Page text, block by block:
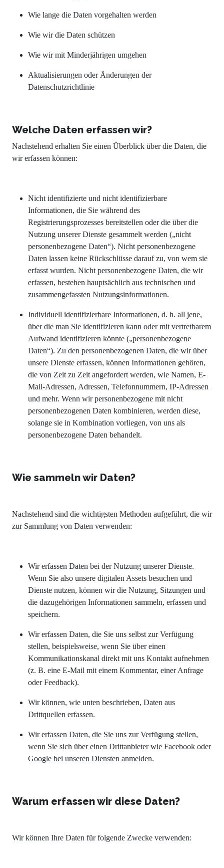
Wie lange die Daten vorgehalten werden
Wie wir die Daten schützen
Wie wir mit Minderjährigen umgehen
Aktualisierungen oder Änderungen der
Datenschutzrichtlinie
Welche Daten erfassen wir?
Nachstehend erhalten Sie einen Überblick über die Daten, die
wir erfassen können:
Nicht identifizierte und nicht identifizierbare
Informationen, die Sie während des
Registrierungsprozesses bereitstellen oder die über die
Nutzung unserer Dienste gesammelt werden („nicht
personenbezogene Daten“). Nicht personenbezogene
Daten lassen keine Rückschlüsse darauf zu, von wem sie
erfasst wurden. Nicht personenbezogene Daten, die wir
erfassen, bestehen hauptsächlich aus technischen und
zusammengefassten Nutzungsinformationen.
Individuell identifizierbare Informationen, d. h. all jene,
über die man Sie identifizieren kann oder mit vertretbarem
Aufwand identifizieren könnte („personenbezogene
Daten“). Zu den personenbezogenen Daten, die wir über
unsere Dienste erfassen, können Informationen gehören,
die von Zeit zu Zeit angefordert werden, wie Namen, E-
Mail-Adressen, Adressen, Telefonnummern, IP-Adressen
und mehr. Wenn wir personenbezogene mit nicht
personenbezogenen Daten kombinieren, werden diese,
solange sie in Kombination vorliegen, von uns als
personenbezogene Daten behandelt.
Wie sammeln wir Daten?
Nachstehend sind die wichtigsten Methoden aufgeführt, die wir
zur Sammlung von Daten verwenden:
Wir erfassen Daten bei der Nutzung unserer Dienste.
Wenn Sie also unsere digitalen Assets besuchen und
Dienste nutzen, können wir die Nutzung, Sitzungen und
die dazugehörigen Informationen sammeln, erfassen und
speichern.
Wir erfassen Daten, die Sie uns selbst zur Verfügung
stellen, beispielsweise, wenn Sie über einen
Kommunikationskanal direkt mit uns Kontakt aufnehmen
(z. B. eine E-Mail mit einem Kommentar, einer Anfrage
oder Feedback).
Wir können, wie unten beschrieben, Daten aus
Drittquellen erfassen.
Wir erfassen Daten, die Sie uns zur Verfügung stellen,
wenn Sie sich über einen Drittanbieter wie Facebook oder
Google bei unseren Diensten anmelden.
Warum erfassen wir diese Daten?
Wir können Ihre Daten für folgende Zwecke verwenden: